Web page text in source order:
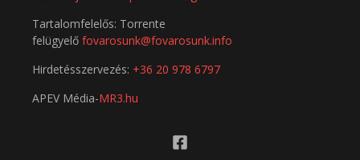
Tartalomfelelős: Torrente
felügyelő fovarosunk@fovarosunk.info
Hirdetésszervezés: +36 20 978 6797
APEV Média-MR3.hu